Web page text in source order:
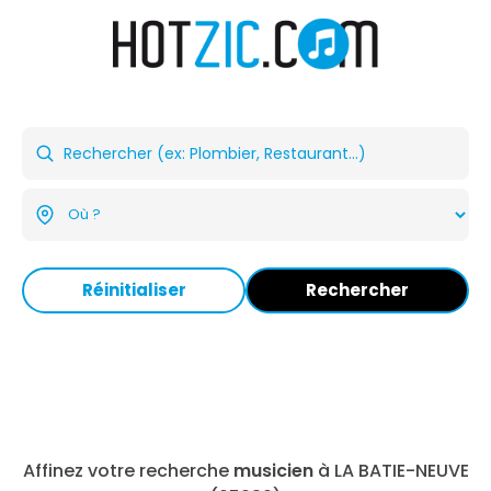
Réinitialiser Rechercher
Affinez votre recherche musicienà LA BATIE-NEUVE